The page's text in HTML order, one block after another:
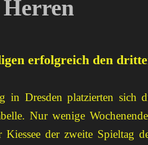
erfolgreich den
in Dresden platzierten sich
Nur wenige
der zweite Spieltag